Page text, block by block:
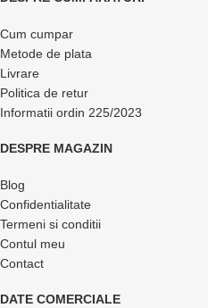
Cum cumpar
Metode de plata
Livrare
Politica de retur
Informatii ordin 225/2023
DESPRE MAGAZIN
Blog
Confidentialitate
Termeni si conditii
Contul meu
Contact
DATE COMERCIALE